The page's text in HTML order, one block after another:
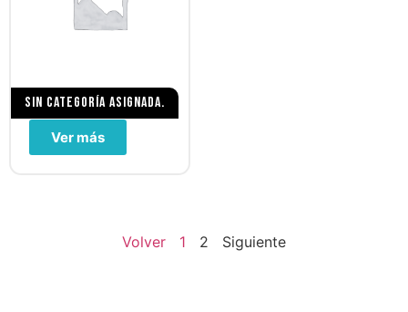
Sin categoría asignada.
Ver más
Volver 1 2 Siguiente